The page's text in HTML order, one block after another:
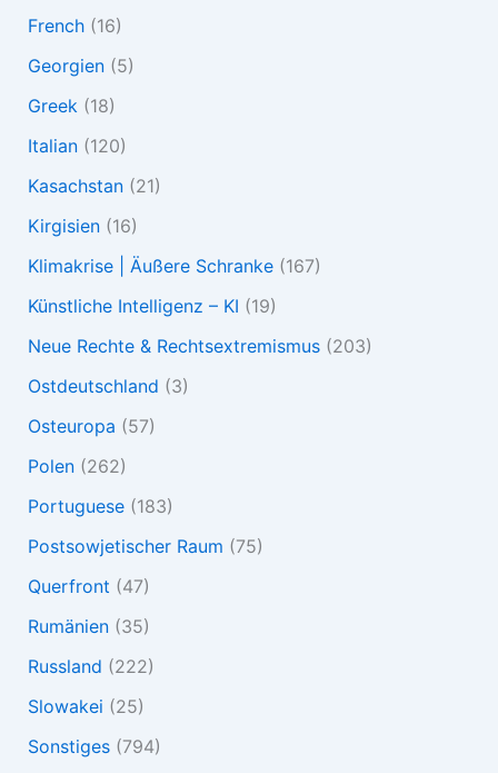
French(16)
Georgien(5)
Greek (18)
Italian(120)
Kasachstan(21)
Kirgisien(16)
Klimakrise | Äußere Schranke(167)
Künstliche Intelligenz – KI (19)
Neue Rechte & Rechtsextremismus(203)
Ostdeutschland (3)
Osteuropa (57)
Polen(262)
Portuguese(183)
Postsowjetischer Raum (75)
Querfront (47)
Rumänien(35)
Russland (222)
Slowakei (25)
Sonstiges(794)